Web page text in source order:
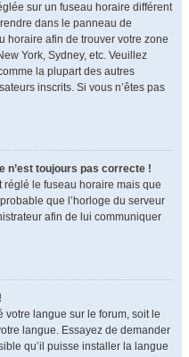
sur un fuseau horaire différent
dans le panneau de
horaire afin de trouver votre zone
York, Sydney, etc. Veuillez
la plupart des autres
inscrits. Si vous n’êtes pas
n’est toujours pas correcte !
réglé le fuseau horaire mais que
que l’horloge du serveur
afin de lui communiquer
votre langue sur le forum, soit le
langue. Essayez de demander
qu’il puisse installer la langue